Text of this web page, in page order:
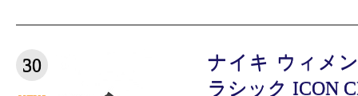
30
ナイキ ウィメ
ラシック ICON